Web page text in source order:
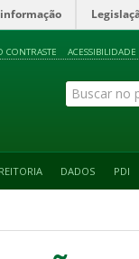
informação
CONTRASTE ACESSIBILIDADE
REITORIA DADOS PDI